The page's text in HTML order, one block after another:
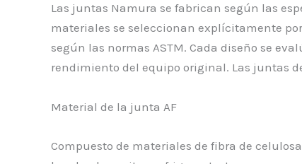
Las juntas Namura se fabrican según las
materiales se seleccionan explícitamente
según las normas ASTM. Cada diseño se
rendimiento del equipo original. Las juntas
Material de la junta AF
Compuesto de materiales de fibra de